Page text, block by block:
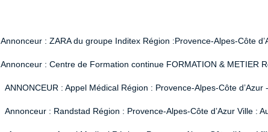
Annonceur : ZARA du groupe Inditex Région :Provence-Alpes-Côte
Annonceur : Centre de Formation continue FORMATION & METIER
ANNONCEUR : Appel Médical Région : Provence-Alpes-Côte
Annonceur : Randstad Région : Provence-Alpes-Côte d’Azur Ville :